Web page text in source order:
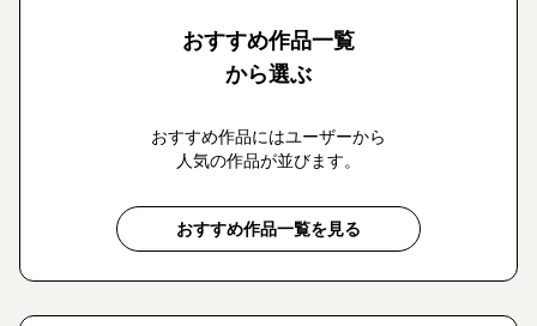
おすすめ作品一覧
から選ぶ
おすすめ作品にはユーザーから
人気の作品が並びます。
おすすめ作品一覧を見る